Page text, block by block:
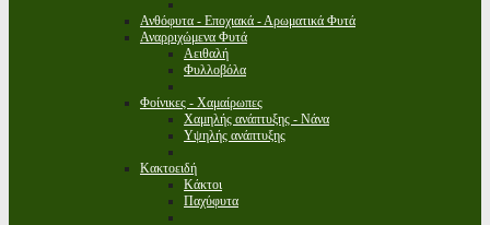
Ανθόφυτα - Εποχιακά - Αρωματικά Φυτά
Αναρριχώμενα Φυτά
Αειθαλή
Φυλλοβόλα
Φοίνικες - Χαμαίρωπες
Χαμηλής ανάπτυξης - Νάνα
Υψηλής ανάπτυξης
Κακτοειδή
Κάκτοι
Παχύφυτα